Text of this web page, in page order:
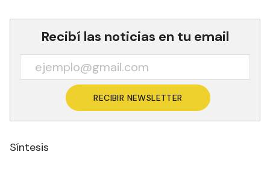
Recibí las noticias en tu email
RECIBIR NEWSLETTER
Síntesis